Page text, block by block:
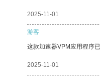
2025-11-01
游客
这款加速器VPM应用程序
2025-11-01